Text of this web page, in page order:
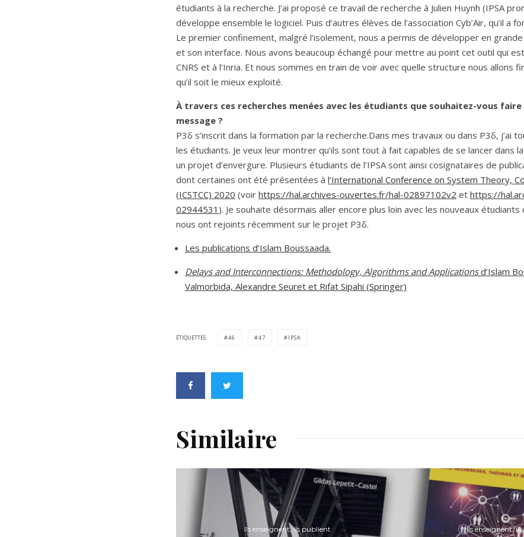
étudiants à la recherche. J’ai proposé ce travail de recherche à Julien Huynh (IPSA
développe ensemble le logiciel. Puis d’autres élèves de l’association Cyb’Air, qu’il a
Le premier confinement, malgré l’isolement, nous a permis de développer en
et son interface. Nous avons beaucoup échangé pour mettre au point cet outil qui
CNRS et à l’Inria. Et nous sommes en train de voir avec quelle structure nous allons
qu’il soit le mieux exploité.
À travers ces recherches menées avec les étudiants que souhaitez-vous
message ?
P3δ s’inscrit dans la formation par la recherche.Dans mes travaux ou dans P3δ, j’ai
les étudiants. Je veux leur montrer qu’ils sont tout à fait capables de se lancer dans
un projet d’envergure. Plusieurs étudiants de l’IPSA sont ainsi cosignataires de
dont certaines ont été présentées à l’International Conference on System Theory,
(ICSTCC) 2020 (voir https://hal.archives-ouvertes.fr/hal-02897102v2 et https://
02944531 ). Je souhaite désormais aller encore plus loin avec les nouveaux étudiants
nous ont rejoints récemment sur le projet P3δ.
Les publications d’Islam Boussaada.
Delays and Interconnections: Methodology, Algorithms and Applicationsd’Islam
Valmorbida, Alexandre Seuret et Rifat Sipahi (Springer)
ÉTIQUETTES 46 47 IPSA
Similaire
Ils enseignent, ils publient Ils enseignent,